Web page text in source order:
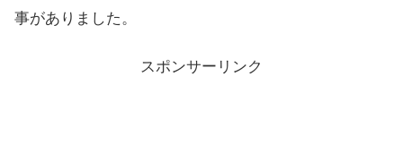
事がありました。
スポンサーリンク